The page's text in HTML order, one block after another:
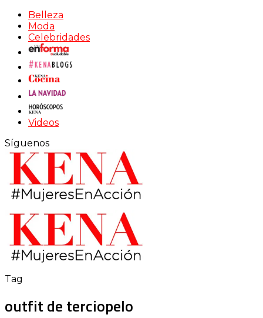
Belleza
Moda
Celebridades
Videos
Síguenos
Tag
outfit de terciopelo